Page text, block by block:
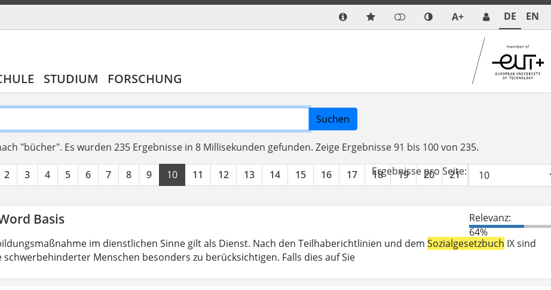
A+ DE EN
STUDIUM FORSCHUNG
Suchen
"bücher". Es wurden 235 Ergebnisse in 8 Millisekunden gefunden. Zeige Ergebnisse 91 bis 100 von 235.
2 3 4 5 6 7 8 9 10 11 12 13 14 15 16 17 18 19 20 21 22
Ergebnisse pro Seite:
Basis
Relevanz:
64%
im dienstlichen Sinne gilt als Dienst. Nach den Teilhaberichtlinien und dem Sozialgesetzbuch IX sind
schwerbehinderter Menschen besonders zu berücksichtigen. Falls dies auf Sie